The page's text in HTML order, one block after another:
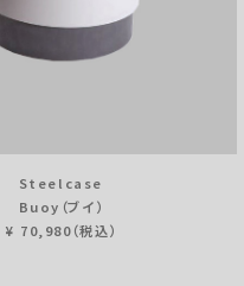
Steelcase
Buoy（ブイ）
¥ 70,980（税込）